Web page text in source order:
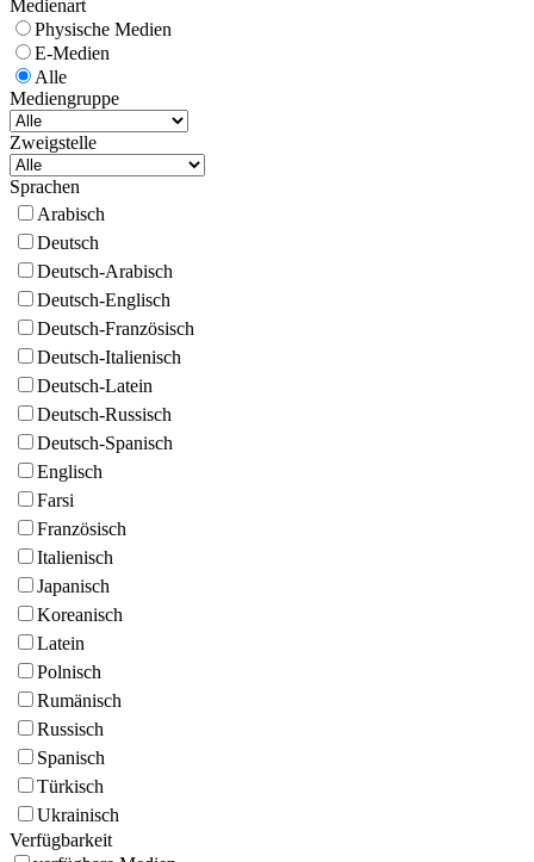
Medienart
Physische Medien
E-Medien
Alle
Mediengruppe
Zweigstelle
Sprachen
Arabisch
Deutsch
Deutsch-Arabisch
Deutsch-Englisch
Deutsch-Französisch
Deutsch-Italienisch
Deutsch-Latein
Deutsch-Russisch
Deutsch-Spanisch
Englisch
Farsi
Französisch
Italienisch
Japanisch
Koreanisch
Latein
Polnisch
Rumänisch
Russisch
Spanisch
Türkisch
Ukrainisch
Verfügbarkeit